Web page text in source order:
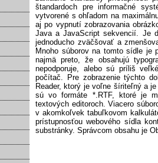
štandardoch pre informačné
vytvorené s ohľadom na
aj po vypnutí zobrazovania
Java a JavaScript sekvencií. Je
jednoducho zväčšovať a
Mnoho súborov na tomto sídle je
najmä preto, že obsahujú
nepodporuje, alebo sú príliš
počítač. Pre zobrazenie týchto
Reader, ktorý je voľne šíriteľný a
sú vo formáte *.RTF, ktoré je
textových editoroch. Viacero
v akomkoľvek tabuľkovom
prístupnosťou webového sídla
substránky. Správcom obsahu je